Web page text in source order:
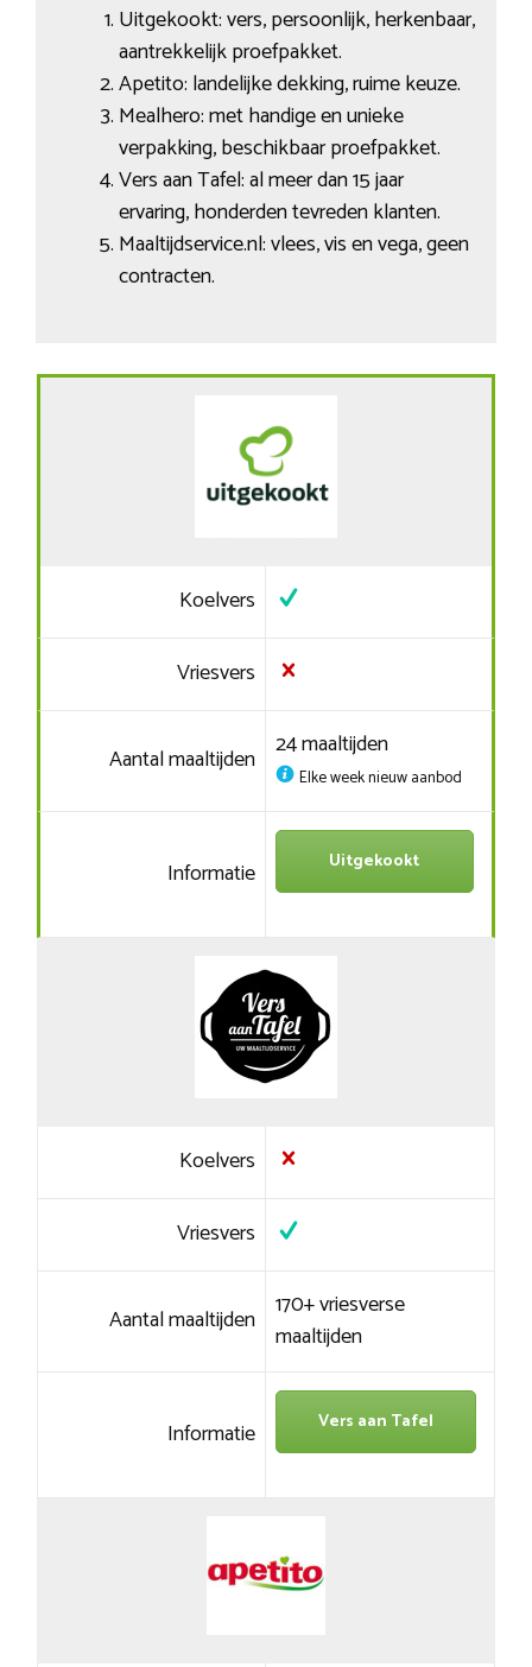
Uitgekookt: vers, persoonlijk, herkenbaar,
aantrekkelijk proefpakket.
Apetito: landelijke dekking, ruime keuze.
Mealhero: met handige en unieke
verpakking, beschikbaar proefpakket.
Vers aan Tafel: al meer dan 15 jaar
ervaring, honderden tevreden klanten.
Maaltijdservice.nl: vlees, vis en vega, geen
contracten.
Koelvers
Vriesvers
Aantal maaltijden 24 maaltijden
Elke week nieuw aanbod
Informatie Uitgekookt
Koelvers
Vriesvers
Aantal maaltijden 170+ vriesverse
maaltijden
Informatie Vers aan Tafel